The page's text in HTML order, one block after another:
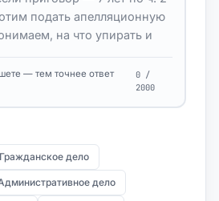
— тем точнее ответ
0 /
2000
Гражданское дело
дело